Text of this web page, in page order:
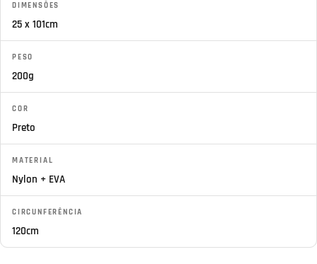
DIMENSÕES
25 x 101cm
PESO
200g
COR
Preto
MATERIAL
Nylon + EVA
CIRCUNFERÊNCIA
120cm